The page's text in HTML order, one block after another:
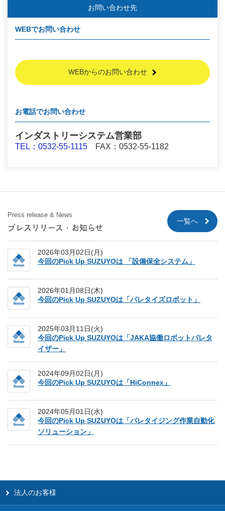
お問い合わせ先
WEBでお問い合わせ
WEBからのお問い合わせ
お電話でお問い合わせ
インダストリーシステム営業部
TEL：0532-55-1115 FAX：0532-55-1182
Press release & News
プレスリリース・お知らせ
一覧へ
2026年03月02日(月)
今回のPick Up SUZUYOは 「設備保全システム」
2026年01月08日(木)
今回のPick Up SUZUYOは「パレタイズロボット」
2025年03月11日(火)
今回のPick Up SUZUYOは「JAKA協働ロボットパレタ
イザー」
2024年09月02日(月)
今回のPick Up SUZUYOは「HiConnex」
2024年05月01日(水)
今回のPick Up SUZUYOは「パレタイジング作業自動化
ソリューション」
法人のお客様